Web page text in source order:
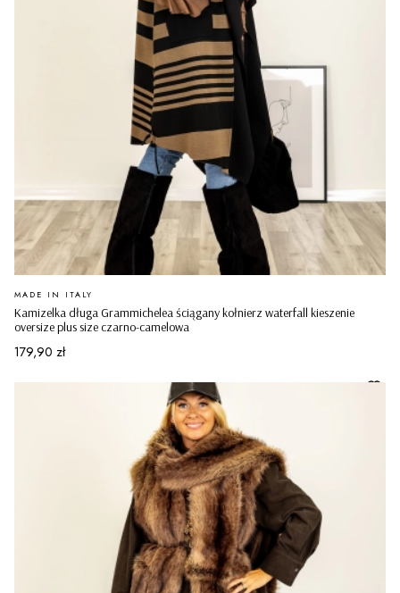
Kamizelka długa Grammichelea ściągany kołnierz waterfall kieszenie
oversize plus size czarno-camelowa
PRODUCENT
MADE IN ITALY
Cena
179,90 zł